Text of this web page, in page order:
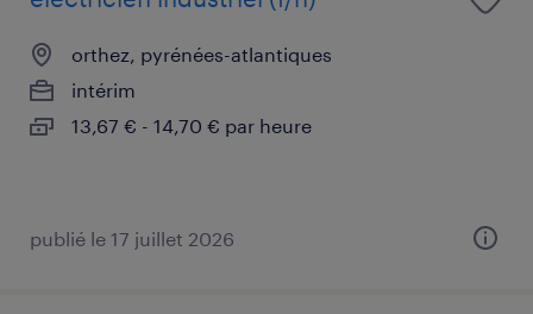
orthez, pyrénées-atlantiques
intérim
13,67 € - 14,70 € par heure
publié le 17 juillet 2026